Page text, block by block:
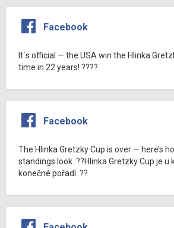
Facebook
It´s official — the USA win the Hlinka
time in 22 years! ????
Facebook
The Hlinka Gretzky Cup is over — here’s
standings look. ??Hlinka Gretzky Cup je u
konečné pořadí. ??